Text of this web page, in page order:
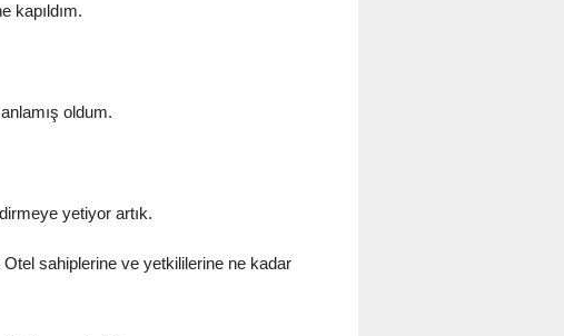
kapıldım.
oldum.
yetiyor artık.
Otel sahiplerine ve yetkililerine ne kadar